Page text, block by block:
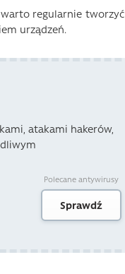
warto regularnie tworzyć
urządzeń.
atakami hakerów,
Polecane antywirusy
Sprawdź